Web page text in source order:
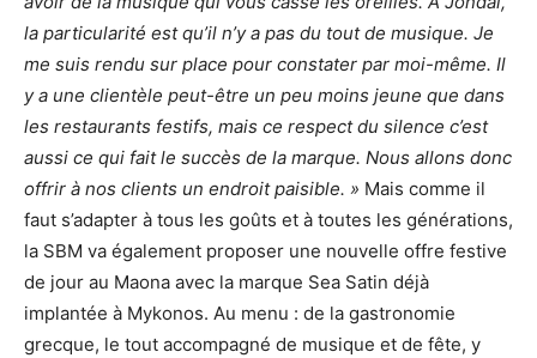
la particularité est qu’il n’y a pas du tout de musique. Je
me suis rendu sur place pour constater par moi-même. Il
y a une clientèle peut-être un peu moins jeune que dans
les restaurants festifs, mais ce respect du silence c’est
aussi ce qui fait le succès de la marque. Nous allons donc
offrir à nos clients un endroit paisible. » Mais comme il
faut s’adapter à tous les goûts et à toutes les générations,
la SBM va également proposer une nouvelle offre festive
de jour au Maona avec la marque Sea Satin déjà
implantée à Mykonos. Au menu : de la gastronomie
grecque, le tout accompagné de musique et de fête, y